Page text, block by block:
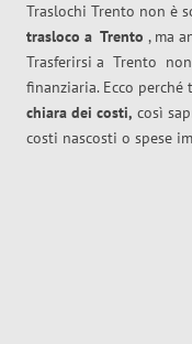
Traslochi Trento non è
trasloco a Trento , ma
Trasferirsi a Trento
finanziaria. Ecco perché
chiara dei costi, così
costi nascosti o spese